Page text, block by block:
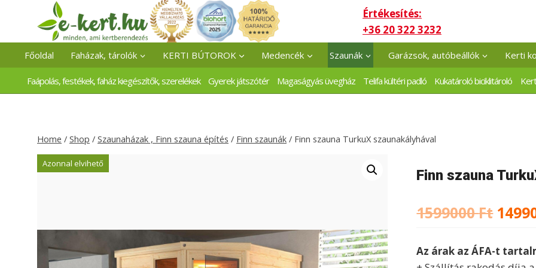
content
Értékesítés:
+36 20 322 3232
Főoldal Faházak, tárolók KERTI BÚTOROK Medencék Szaunák Garázsok, autóbeállók Kerti
Faápolás, festékek, faház kiegészítők, szerelékek Gyerek játszótér Magaságyás üvegház Telifa kültéri padló Kukatároló biciklitároló
Home / Shop / Szaunaházak , Finn szauna építés / Finn szaunák / Finn szauna TurkuX szaunakályhával
Azonnal elvihető
Finn szauna
1599000Ft
was:
Az árak az ÁFA-t